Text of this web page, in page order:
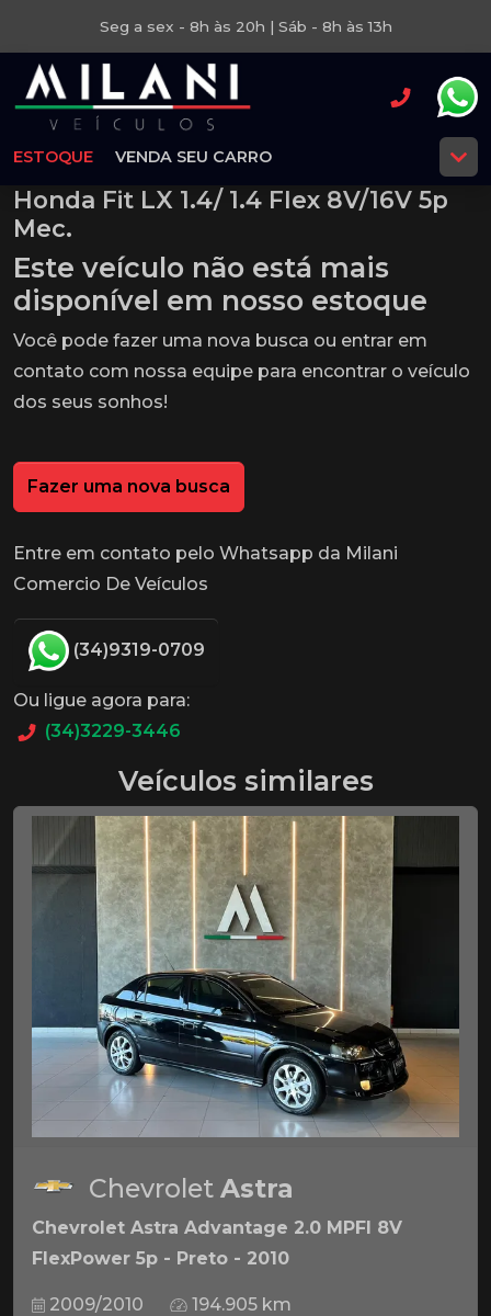
Seg a sex - 8h às 20h | Sáb - 8h às 13h
ESTOQUE VENDA SEU CARRO
Honda Fit LX 1.4/ 1.4 Flex 8V/16V 5p
Mec.
Este veículo não está mais
disponível em nosso estoque
Você pode fazer uma nova busca ou entrar em
contato com nossa equipe para encontrar o veículo
dos seus sonhos!
Fazer uma nova busca
Entre em contato pelo Whatsapp da Milani
Comercio De Veículos
(34)9319-0709
Ou ligue agora para:
(34)3229-3446
Veículos similares
Chevrolet Astra
Chevrolet Astra Advantage 2.0 MPFI 8V
FlexPower 5p - Preto - 2010
2009/2010 194.905 km